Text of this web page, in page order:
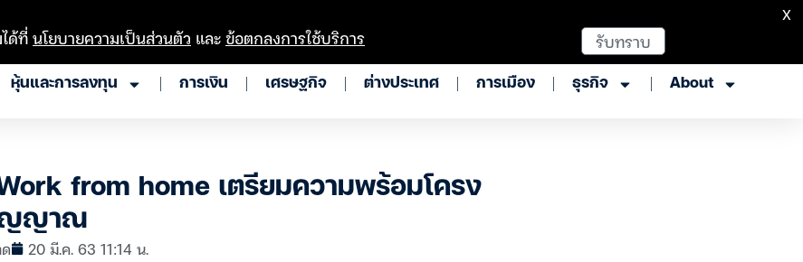
หุ้นและการลงทุน การเงิน เศรษฐกิจ ต่างประเทศ การเมือง ธุรกิจ About
from home เตรียมความพร้อมโครง
ญญาณ
20 มี.ค. 63 11:14 น.
ด้ที่นโยบายความเป็นส่วนตัว และข้อตกลงการใช้บริการ รับทราบ
X